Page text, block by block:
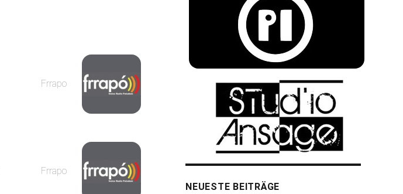
Frrapo
Frrapo
NEUESTE BEITRÄGE